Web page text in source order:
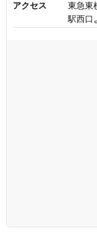
アクセス
東急東
駅西口